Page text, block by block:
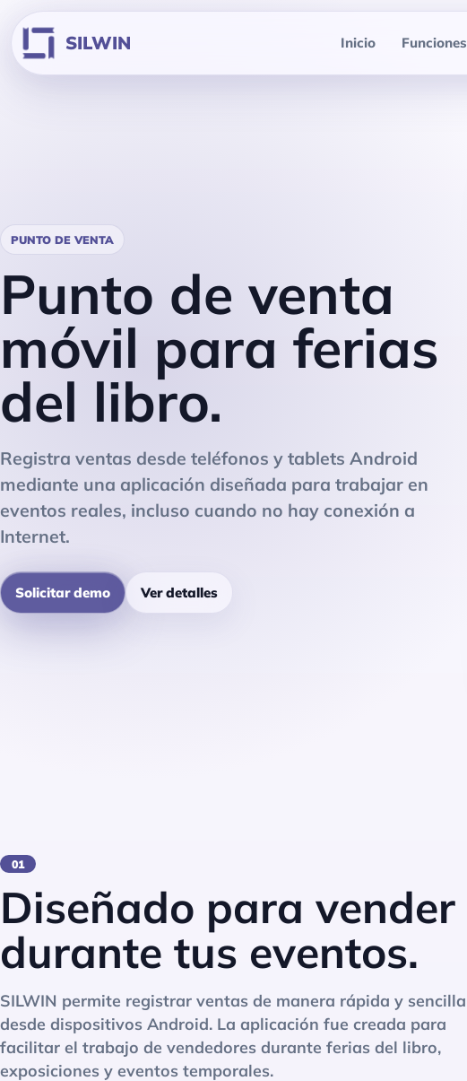
SILWIN Inicio Funciones
Facturación en línea
Cotizaciones
PUNTO DE VENTA
Punto de venta
móvil para ferias
del libro.
Registra ventas desde teléfonos y tablets Android
mediante una aplicación diseñada para trabajar en
eventos reales, incluso cuando no hay conexión a
Internet.
Solicitar demo Ver detalles
01
Diseñado para vender
durante tus eventos.
SILWIN permite registrar ventas de manera rápida y sencilla
desde dispositivos Android. La aplicación fue creada para
facilitar el trabajo de vendedores durante ferias del libro,
exposiciones y eventos temporales.